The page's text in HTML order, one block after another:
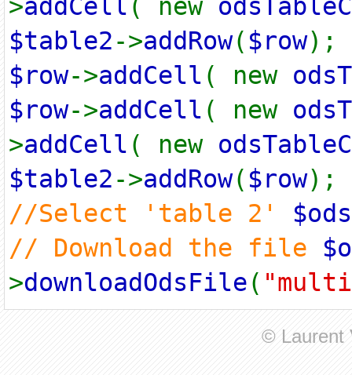
>addCell ( new
$table2->addRow( $row);
$row->addCell ( new
$row->addCell ( new
>addCell ( new
$table2->addRow( $row);
//Select 'table 2' $ods
// Download the file
>downloadOdsFile(
© Laurent